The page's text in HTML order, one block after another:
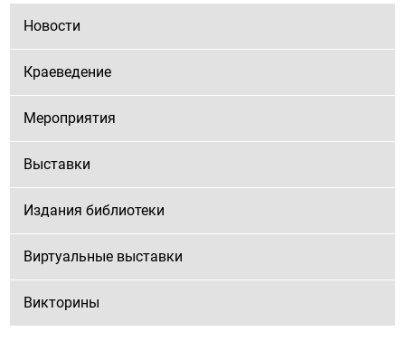
Новости
Краеведение
Мероприятия
Выставки
Издания библиотеки
Виртуальные выставки
Викторины